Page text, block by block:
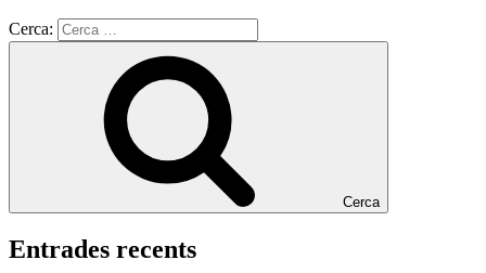
Cerca:
Cerca
Entrades recents